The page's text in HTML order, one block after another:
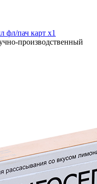
фл/пач карт x1
производственный